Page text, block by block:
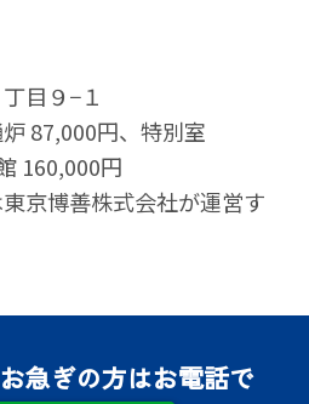
目９−１
87,000円、特別室
160,000円
京博善株式会社が運営す
急ぎの方はお電話で